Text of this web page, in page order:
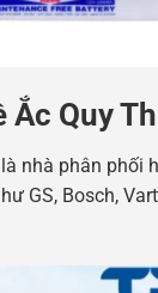
Ắc Quy
nhà phân phối
GS, Bosch,